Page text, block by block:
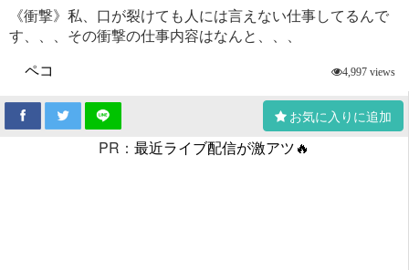
《衝撃》私、口が裂けても人には言えない仕事してるんで
す、、、その衝撃の仕事内容はなんと、、、
ペコ
4,997 views
お気に入りに追加
PR： 最近ライブ配信が激アツ🔥